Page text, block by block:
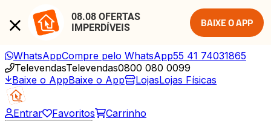
08.08 OFERTAS
IMPERDÍVEIS
BAIXE O APP
WhatsAppCompre pelo WhatsApp55 41 74031865
TelevendasTelevendas0800 080 0099
Baixe o AppBaixe o App LojasLojas Físicas
Entrar Favoritos Carrinho